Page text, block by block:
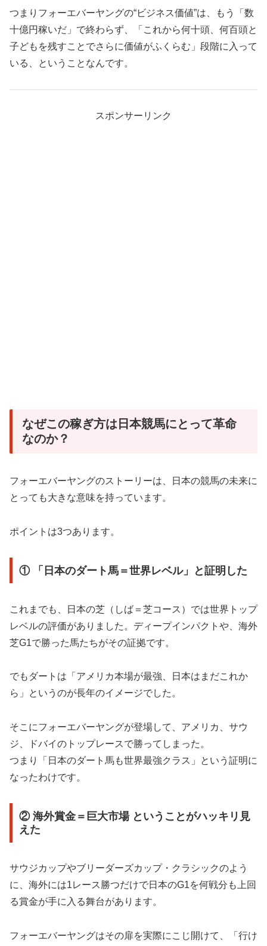
つまりフォーエバーヤングの“ビジネス価値”は、もう「数
十億円稼いだ」で終わらず、「これから何十頭、何百頭と
子どもを残すことでさらに価値がふくらむ」段階に入って
いる、ということなんです。
スポンサーリンク
なぜこの稼ぎ方は日本競馬にとって革命
なのか？
フォーエバーヤングのストーリーは、日本の競馬の未来に
とっても大きな意味を持っています。
ポイントは3つあります。
① 「日本のダート馬＝世界レベル」と証明した
これまでも、日本の芝（しば＝芝コース）では世界トップ
レベルの評価がありました。ディープインパクトや、海外
芝G1で勝った馬たちがその証拠です。
でもダートは「アメリカ本場が最強、日本はまだこれか
ら」というのが長年のイメージでした。
そこにフォーエバーヤングが登場して、アメリカ、サウ
ジ、ドバイのトップレースで勝ってしまった。
つまり「日本のダート馬も世界最強クラス」という証明に
なったわけです。
② 海外賞金＝巨大市場 ということがハッキリ見
えた
サウジカップやブリーダーズカップ・クラシックのよう
に、海外には1レース勝つだけで日本のG1を何戦分も上回
る賞金が手に入る舞台があります。
フォーエバーヤングはその扉を実際にこじ開けて、「行け